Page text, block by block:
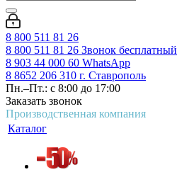
8 800 511 81 26
8 800 511 81 26 Звонок бесплатный
8 903 44 000 60 WhatsАpp
8 8652 206 310 г. Ставрополь
Пн.–Пт.: с 8:00 до 17:00
Заказать звонок
Производственная компания
Каталог